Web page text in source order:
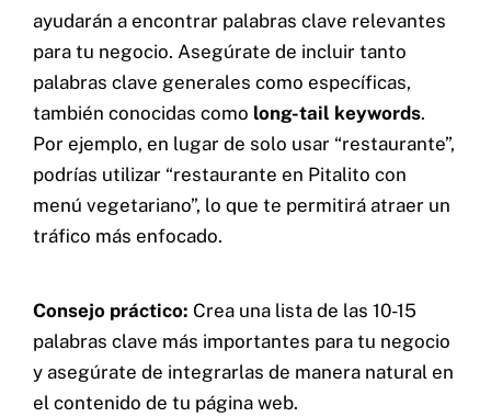
ayudarán a encontrar palabras clave relevantes
para tu negocio. Asegúrate de incluir tanto
palabras clave generales como específicas,
también conocidas como long-tail keywords.
Por ejemplo, en lugar de solo usar “restaurante”,
podrías utilizar “restaurante en Pitalito con
menú vegetariano”, lo que te permitirá atraer un
tráfico más enfocado.
Consejo práctico: Crea una lista de las 10-15
palabras clave más importantes para tu negocio
y asegúrate de integrarlas de manera natural en
el contenido de tu página web.